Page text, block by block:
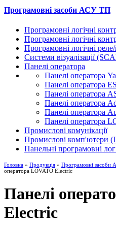
Програмовні засоби АСУ ТП
Програмовні логічні
Програмовні логічні
Програмовні логічні
Системи візуалізації
Панелі оператора
Панелі оператора
Панелі оператора
Панелі оператора
Панелі оператора
Панелі оператора
Панелі оператора
Промислові комунікації
Промислові комп'ютери
Панельні програмовні
Головна » Продукція » Програмовні засоби
оператора LOVATO Electric
Панелі
Electric